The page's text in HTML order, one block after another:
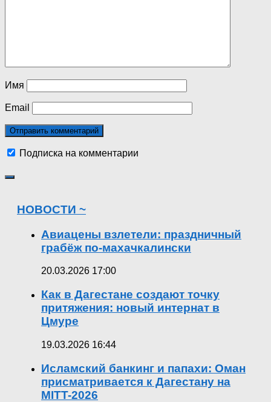
Имя
Email
Подписка на комментарии
НОВОСТИ ~
Авиацены взлетели: праздничный
грабёж по-махачкалински
20.03.2026 17:00
Как в Дагестане создают точку
притяжения: новый интернат в
Цмуре
19.03.2026 16:44
Исламский банкинг и папахи: Оман
присматривается к Дагестану на
MITT-2026